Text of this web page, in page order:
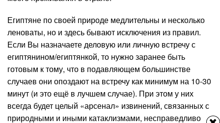
Египтяне по своей природе медлительны и несколько
леноваты, но и здесь бывают исключения из правил.
Если Вы назначаете деловую или личную встречу с
египтянином/египтянкой, то нужно заранее быть
готовым к тому, что в подавляющем большинстве
случаев они опоздают на встречу как минимум на 10-30
минут (и это ещё в лучшем случае). При этом у них
всегда будет целый «арсенал» извинений, связанных с
природными и иными катаклизмами, несправедливо